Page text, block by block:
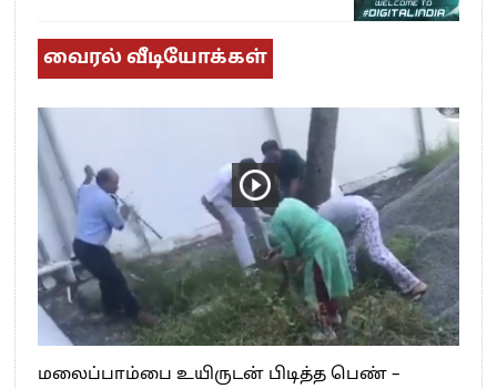
வைரல் வீடியோக்கள்
மலைப்பாம்பை உயிருடன் பிடித்த பெண் –